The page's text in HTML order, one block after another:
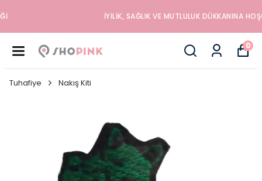
İYILIK, SAĞLIK VE MUTLULUK DÜKKANINA HOŞGELDINIZ
0
Tuhafiye Nakış Kiti